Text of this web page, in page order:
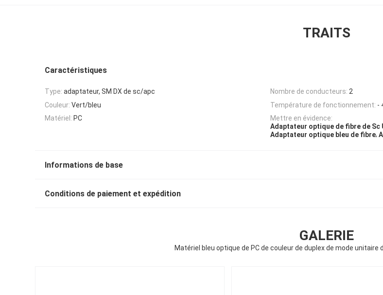
TRAITS
Caractéristiques
Type: adaptateur, SM DX de sc/apc Nombre de conducteurs: 2
Couleur: Vert/bleu Température de fonctionnement: -
Matériel: PC
Mettre en évidence:
Adaptateur optique de fibre de Sc
Adaptateur optique bleu de fibre,
Informations de base
Conditions de paiement et expédition
GALERIE
Matériel bleu optique de PC de couleur de duplex de mode unitaire